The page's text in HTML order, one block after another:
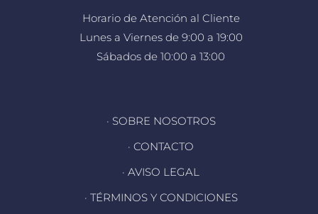
Horario de Atención al Cliente
Lunes a Viernes de 9:00 a 19:00
Sábados de 10:00 a 13:00
· SOBRE NOSOTROS
· CONTACTO
· AVISO LEGAL
· TÉRMINOS Y CONDICIONES